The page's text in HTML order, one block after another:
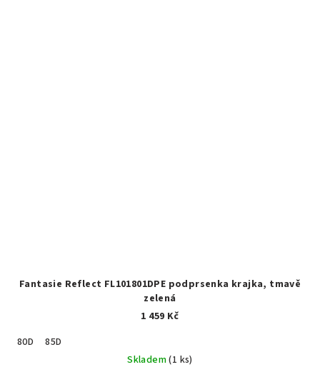
Fantasie Reflect FL101801DPE podprsenka krajka, tmavě
zelená
1 459 Kč
80D
85D
Skladem(1 ks)